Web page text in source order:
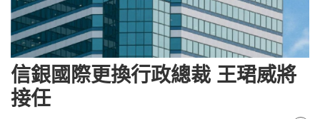
信銀國際更換行政總裁 王珺威將
接任